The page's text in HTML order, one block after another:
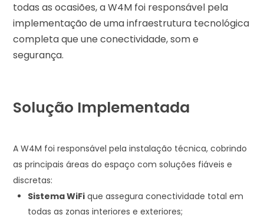
todas as ocasiões, a W4M foi responsável pela
implementação de uma infraestrutura tecnológica
completa que une conectividade, som e
segurança.
Solução Implementada
A W4M foi responsável pela instalação técnica, cobrindo
as principais áreas do espaço com soluções fiáveis e
discretas:
Sistema WiFi que assegura conectividade total em
todas as zonas interiores e exteriores;